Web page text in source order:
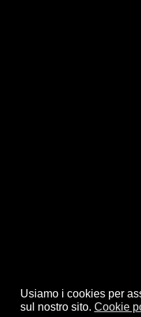
Usiamo i cookies per
sul nostro sito. Cookie